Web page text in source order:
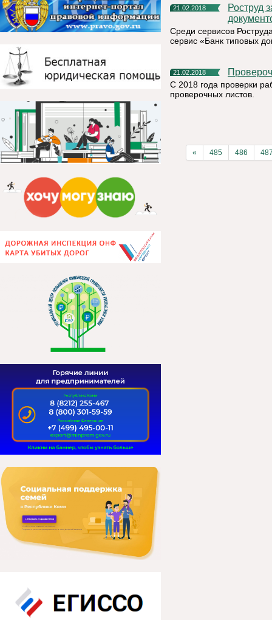
21.02.2018
Роструд запустил новый сервис «Банк типовых
Среди сервисов
сервис «Банк типовых
21.02.2018
С 2018 года проверки
проверочных листов.
« 485 486